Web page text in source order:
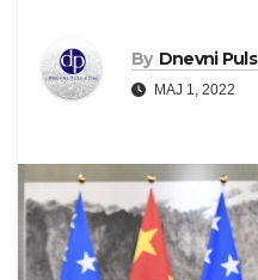
By Dnevni Puls
MAJ 1, 2022